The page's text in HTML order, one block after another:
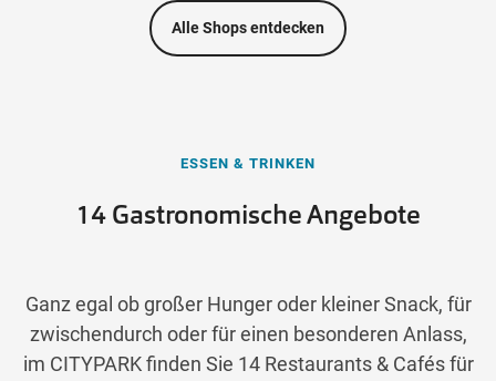
Alle Shops entdecken
ESSEN & TRINKEN
14 Gastronomische Angebote
Ganz egal ob großer Hunger oder kleiner Snack, für
zwischendurch oder für einen besonderen Anlass,
im CITYPARK finden Sie 14 Restaurants & Cafés für